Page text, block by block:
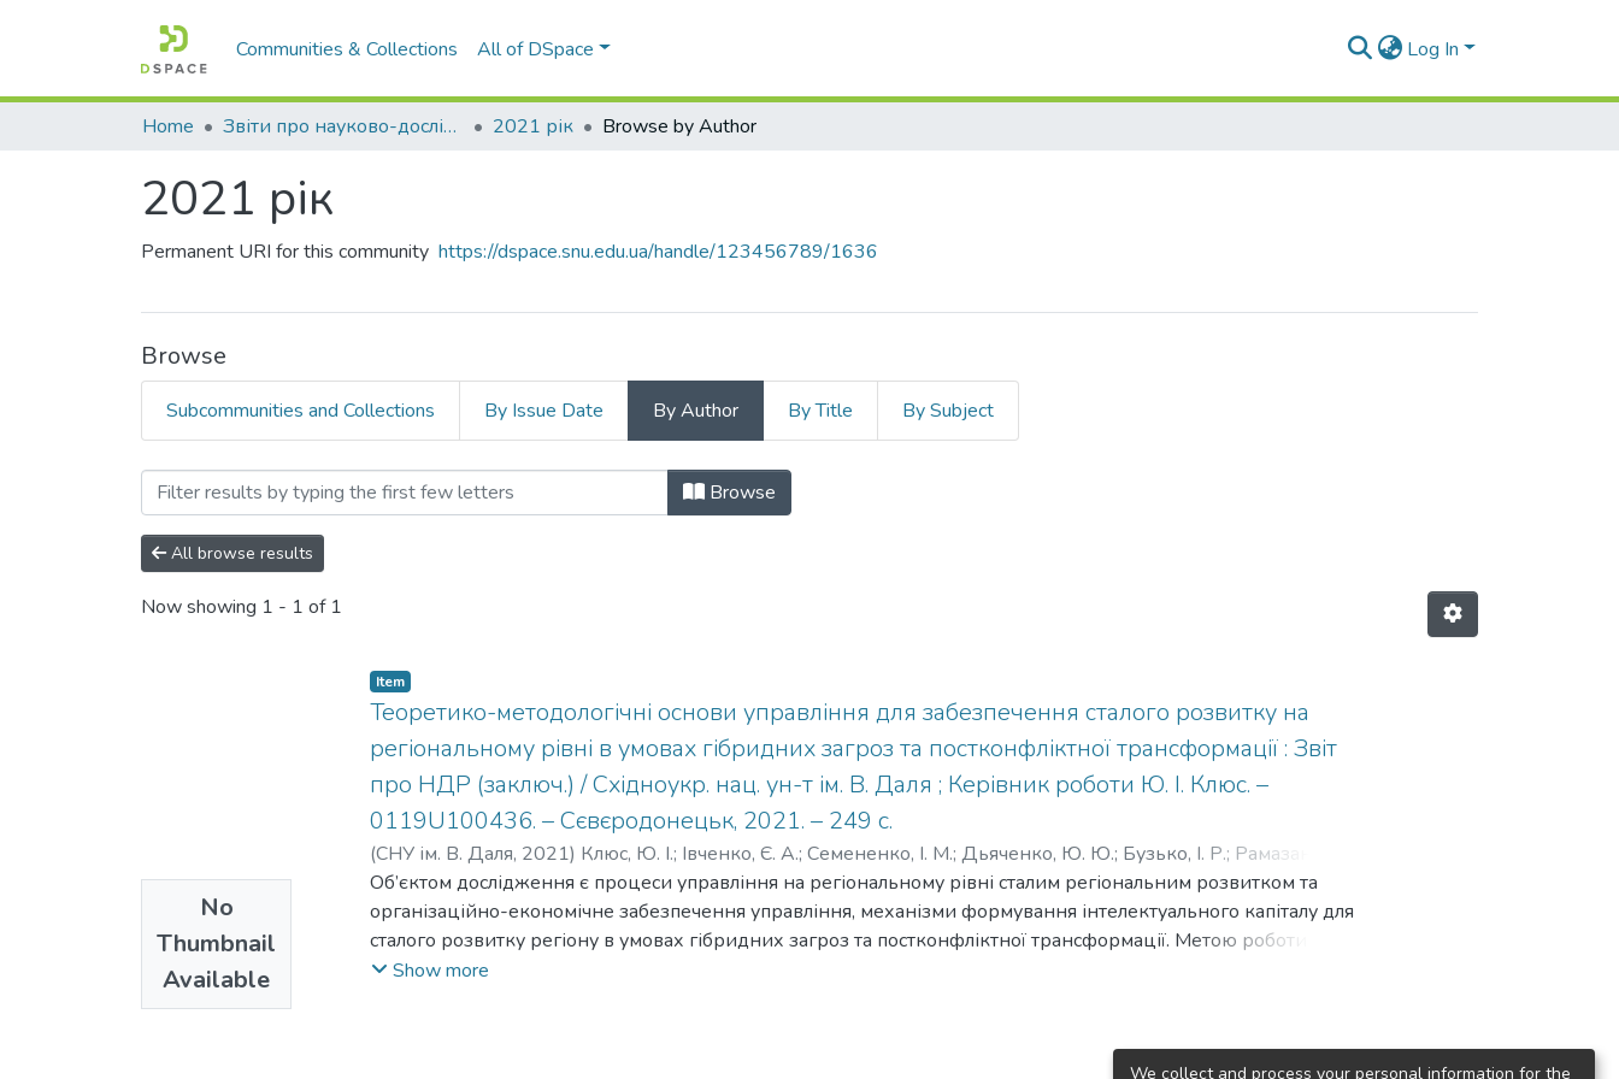
Communities & Collections All of DSpace Log In
Home Звіти про науково-дослідну роботу за держбюджетним фінансуванням 2021 рік Browse by Author
2021 рік
Permanent URI for this community https://dspace.snu.edu.ua/handle/123456789/1636
Browse
Subcommunities and Collections By Issue Date By Author By Title By Subject
Browsing 2021 рік by Author "Зеленко, О. О."
Browse
All browse results
Now showing 1 - 1 of 1
No
Thumbnail
Available
Item
Теоретико-методологічні основи управління для забезпечення сталого розвитку на
регіональному рівні в умовах гібридних загроз та постконфліктної трансформації : Звіт
про НДР (заключ.) / Східноукр. нац. ун-т ім. В. Даля ; Керівник роботи Ю. І. Клюс. –
0119U100436. – Сєвєродонецьк, 2021. – 249 с.
(СНУ ім. В. Даля, 2021) Клюс, Ю. І.; Івченко, Є. А.; Семененко, І. М.; Дьяченко, Ю. Ю.; Бузько, І. Р.; Рамазанов, С.
К.;Галгаш, Р. А.;Овчаренко, Є. І.;Зеленко, О. О.;Костирко, Л. А.;Хандій, О. О.;Моргачов, І. В.; Соломатіна, Т. В.
Рогозян, Ю. С.;Тищенко, В. В.;Кушал, І. М.;Пчелинська, Г. В.;Швець, Н. В.;Чернодубова, Е. В.;Бучнєв, М. М.;
Манухіна, М. Ю.;Овєчкіна, О. А.;Середа, О. О.; Ахромкін, А. О.;Заблодська, Д. В.;Білоус, Я. Ю.;Івченко, Ю. А.
Іжболдіна, А. В.
Об’єктом дослідження є процеси управління на регіональному рівні сталим регіональним розвитком та
організаційно-економічне забезпечення управління, механізми формування інтелектуального капіталу для
сталого розвитку регіону в умовах гібридних загроз та постконфліктної трансформації. Метою роботи є
розробка наукового підґрунтя та удосконалення теоретико-методологічних основ управління для
дієвих механізмів розвитку інтелектуального капіталу. Для досягнення поставленої мети в темі використано
Show more
We collect and process your personal information for the